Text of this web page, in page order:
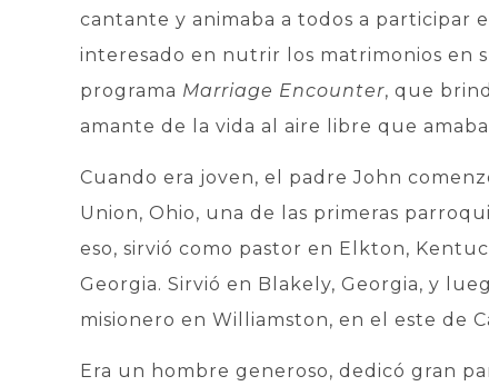
cantante y animaba a todos a participar
interesado en nutrir los matrimonios en
programa Marriage Encounter, que
amante de la vida al aire libre que
Cuando era joven, el padre John
Union, Ohio, una de las primeras
eso, sirvió como pastor en Elkton,
Georgia. Sirvió en Blakely, Georgia, y
misionero en Williamston, en el este de
Era un hombre generoso, dedicó gran